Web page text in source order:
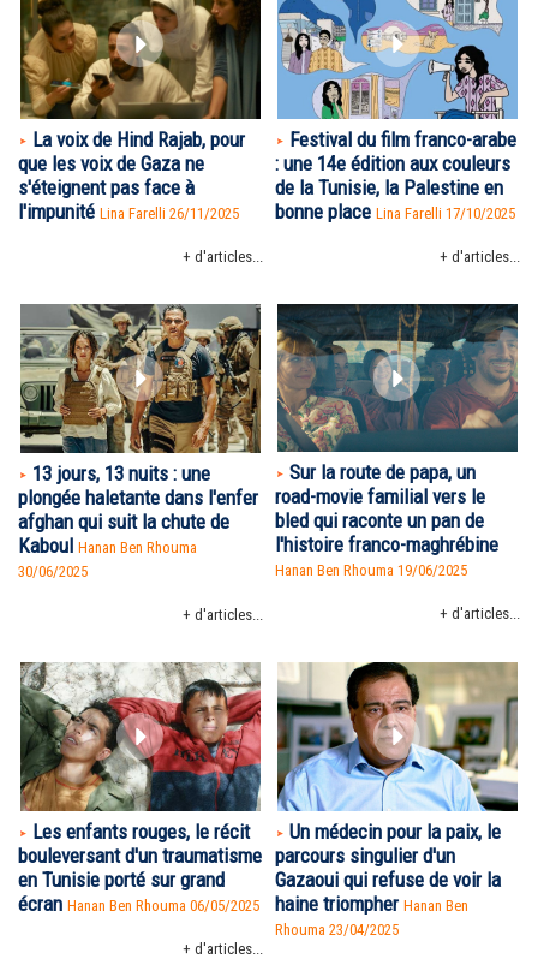
La voix de Hind Rajab, pour
que les voix de Gaza ne
s'éteignent pas face à
l'impunité Lina Farelli 26/11/2025
+ d'articles...
Festival du film franco-arabe
: une 14e édition aux couleurs
de la Tunisie, la Palestine en
bonne place Lina Farelli 17/10/2025
+ d'articles...
13 jours, 13 nuits : une
plongée haletante dans l'enfer
afghan qui suit la chute de
Kaboul Hanan Ben Rhouma
30/06/2025
+ d'articles...
Sur la route de papa, un
road-movie familial vers le
bled qui raconte un pan de
l'histoire franco-maghrébine
Hanan Ben Rhouma 19/06/2025
+ d'articles...
Les enfants rouges, le récit
bouleversant d'un traumatisme
en Tunisie porté sur grand
écran Hanan Ben Rhouma 06/05/2025
+ d'articles...
Un médecin pour la paix, le
parcours singulier d'un
Gazaoui qui refuse de voir la
haine triompher Hanan Ben
Rhouma 23/04/2025